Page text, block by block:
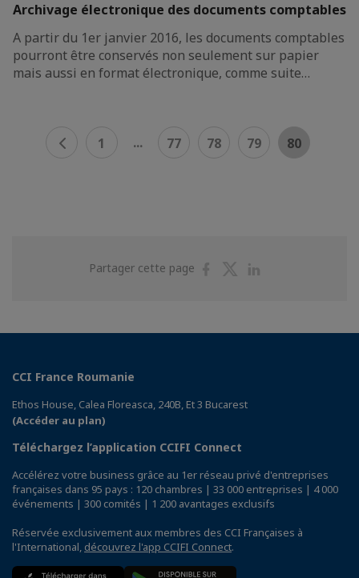
Archivage électronique des documents comptables
A partir du 1er janvier 2016, les documents comptables
pourront être conservés non seulement sur papier
mais aussi en format électronique, comme suite…
1 ... 77 78 79 80
Partager cette page
PartagerPartager
CCI France Roumanie
Ethos House, Calea Floreasca, 240B, Et 3 Bucarest
(Accéder au plan)
Téléchargez l’application CCIFI Connect
Accélérez votre business grâce au 1er réseau privé d'entreprises
françaises dans 95 pays : 120 chambres | 33 000 entreprises | 4 000
événements | 300 comités | 1 200 avantages exclusifs
Réservée exclusivement aux membres des CCI Françaises à
l'International, découvrez l'app CCIFI Connect.